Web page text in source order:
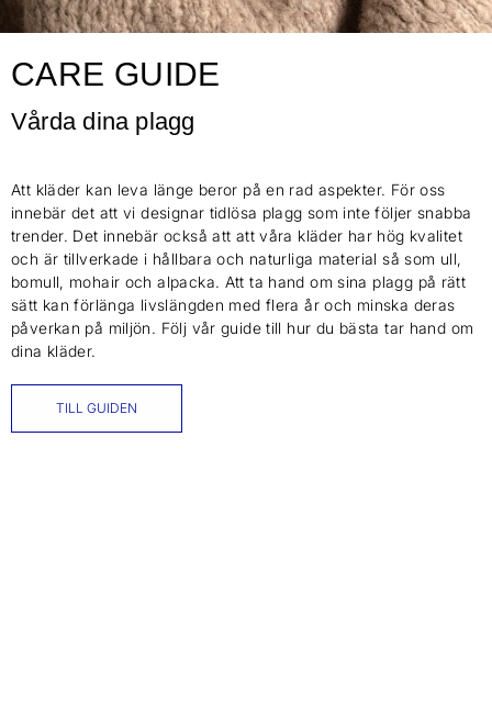
CARE GUIDE
Vårda dina plagg
Att kläder kan leva länge beror på en rad aspekter. För oss
innebär det att vi designar tidlösa plagg som inte följer snabba
trender. Det innebär också att att våra kläder har hög kvalitet
och är tillverkade i hållbara och naturliga material så som ull,
bomull, mohair och alpacka. Att ta hand om sina plagg på rätt
sätt kan förlänga livslängden med flera år och minska deras
påverkan på miljön. Följ vår guide till hur du bästa tar hand om
dina kläder.
TILL GUIDEN